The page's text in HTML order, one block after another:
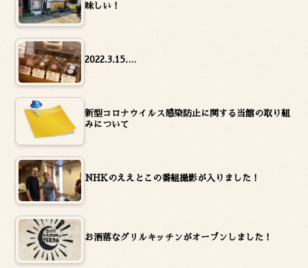
味しい！
2022.3.15.…
新型コロナウイルス感染防止に関する当館の取り組
みについて
NHKのええとこの番組撮影が入りました！
お洒落なグリルキッチンがオープンしました！